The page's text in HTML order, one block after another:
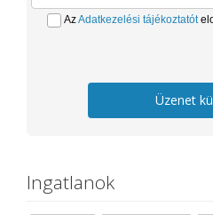
AzAdatkezelési tájékoztatót
Üzenet
Ingatlanok